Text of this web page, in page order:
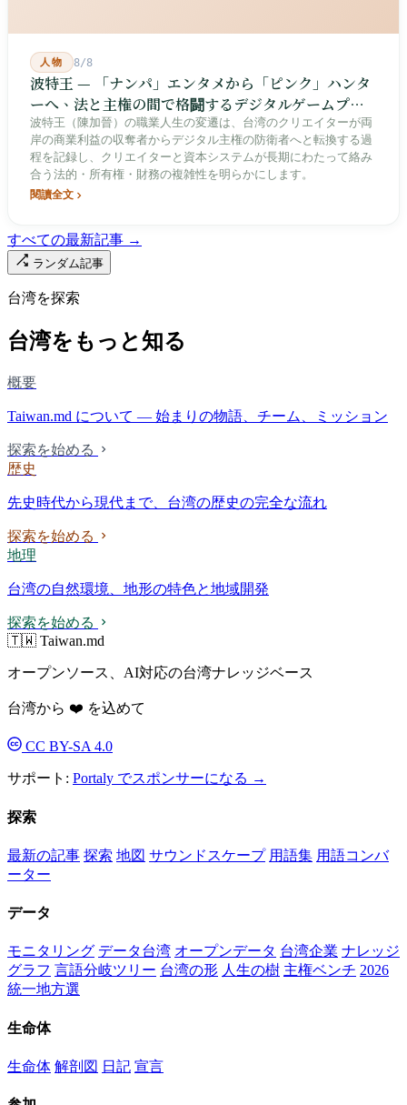
人物 8/8
波特王 — 「ナンパ」エンタメから「ピンク」ハンタ
ーへ、法と主権の間で格闘するデジタルゲームプレ
イヤー
波特王（陳加晉）の職業人生の変遷は、台湾のクリエイターが両
岸の商業利益の収奪者からデジタル主権の防衛者へと転換する過
程を記録し、クリエイターと資本システムが長期にわたって絡み
合う法的・所有権・財務の複雑性を明らかにします。
閱讀全文
すべての最新記事 →
ランダム記事
台湾を探索
台湾をもっと知る
概要
Taiwan.md について — 始まりの物語、チーム、ミッション
探索を始める
歴史
先史時代から現代まで、台湾の歴史の完全な流れ
探索を始める
地理
台湾の自然環境、地形の特色と地域開発
探索を始める
🇹🇼 Taiwan.md
オープンソース、AI対応の台湾ナレッジベース
台湾から ❤️ を込めて
CC BY-SA 4.0
サポート: Portaly でスポンサーになる →
探索
最新の記事 探索 地図 サウンドスケープ 用語集 用語コンバ
ーター
データ
モニタリング データ台湾 オープンデータ 台湾企業 ナレッジ
グラフ 言語分岐ツリー 台湾の形 人生の樹 主権ベンチ 2026
統一地方選
生命体
生命体 解剖図 日記 宣言